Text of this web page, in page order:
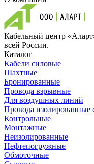
Кабельный центр
всей России.
Каталог
Кабели силовые
Шахтные
Бронированные
Провода взрывные
Для воздушных линий
Провода изолированные
Контрольные
Монтажные
Неизолированные
Нефтепогружные
Обмоточные